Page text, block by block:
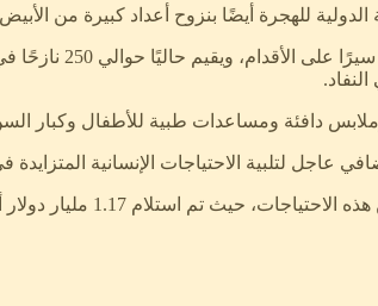
للهجرة أيضًا بنزوح أعداد كبيرة من الأبيض
مشيرة الي معاناة
دافئة ومساعدات طبية للأطفال وكبار
عاجل لتلبية الاحتياجات الإنسانية